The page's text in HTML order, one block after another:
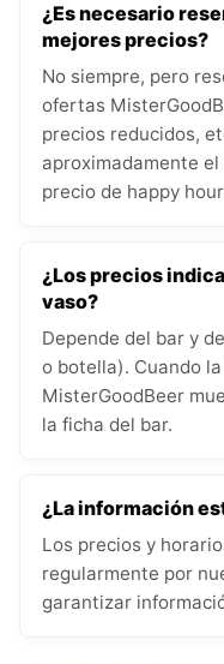
¿Es necesario
mejores precios?
No siempre, pero
ofertas
precios reducidos,
aproximadamente el
precio de happy
¿Los precios
vaso?
Depende del bar y
o botella). Cuando
MisterGoodBeer
la ficha del bar.
¿La información
Los precios y
regularmente por
garantizar